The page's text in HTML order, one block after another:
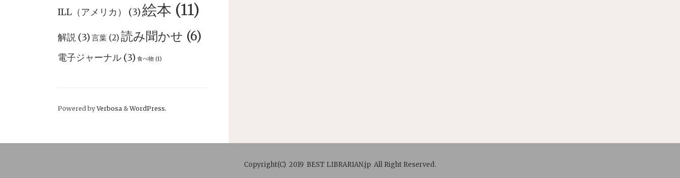
ILL（アメリカ） (3)絵本 (11)
解説 (3) 言葉 (2) 読み聞かせ (6)
電子ジャーナル (3) 食べ物 (1)
Powered byVerbosa &WordPress.
Copyright(C) 2019 BEST LIBRARIAN.jp All Right Reserved.